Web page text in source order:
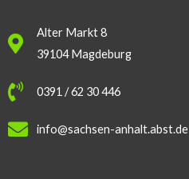
Alter Markt 8
39104 Magdeburg
0391 / 62 30 446
info@sachsen-anhalt.abst.de